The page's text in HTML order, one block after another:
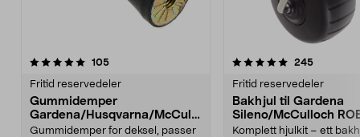
105anmeldelser
Fritid reservedeler
Gummidemper
Gardena/Husqvarna/McCullo
ch/Flymo
Gummidemper for deksel, passer
5.0 av 5 stjerner 245
Fritid reservedeler
Bakhjul til Gardena
Sileno/McCulloch
Easilife
Komplett hjulkit – ett
4.5 av 5 stjerner